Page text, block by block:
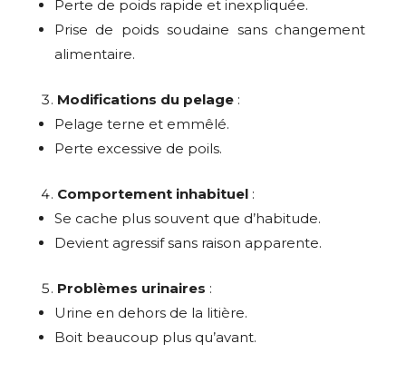
Perte de poids rapide et inexpliquée.
Prise de poids soudaine sans changement
alimentaire.
Modifications du pelage:
Pelage terne et emmêlé.
Perte excessive de poils.
Comportement inhabituel:
Se cache plus souvent que d’habitude.
Devient agressif sans raison apparente.
Problèmes urinaires :
Urine en dehors de la litière.
Boit beaucoup plus qu’avant.